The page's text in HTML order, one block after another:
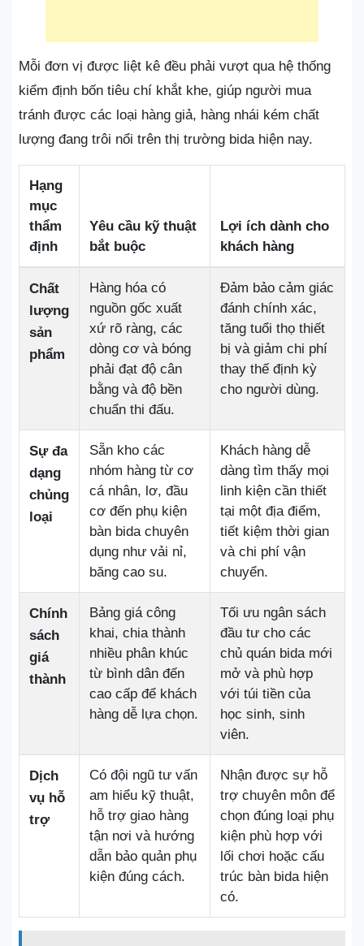
Mỗi đơn vị được liệt kê đều phải vượt qua hệ thống
kiểm định bốn tiêu chí khắt khe, giúp người mua
tránh được các loại hàng giả, hàng nhái kém chất
lượng đang trôi nổi trên thị trường bida hiện nay.
Hạng
mục
thẩm
định
Yêu cầu kỹ thuật
bắt buộc
Lợi ích dành cho
khách hàng
Chất
lượng
sản
phẩm
Hàng hóa có
nguồn gốc xuất
xứ rõ ràng, các
dòng cơ và bóng
phải đạt độ cân
bằng và độ bền
chuẩn thi đấu.
Đảm bảo cảm giác
đánh chính xác,
tăng tuổi thọ thiết
bị và giảm chi phí
thay thế định kỳ
cho người dùng.
Sự đa
dạng
chủng
loại
Sẵn kho các
nhóm hàng từ cơ
cá nhân, lơ, đầu
cơ đến phụ kiện
bàn bida chuyên
dụng như vải nỉ,
băng cao su.
Khách hàng dễ
dàng tìm thấy mọi
linh kiện cần thiết
tại một địa điểm,
tiết kiệm thời gian
và chi phí vận
chuyển.
Chính
sách
giá
thành
Bảng giá công
khai, chia thành
nhiều phân khúc
từ bình dân đến
cao cấp để khách
hàng dễ lựa chọn.
Tối ưu ngân sách
đầu tư cho các
chủ quán bida mới
mở và phù hợp
với túi tiền của
học sinh, sinh
viên.
Dịch
vụ hỗ
trợ
Có đội ngũ tư vấn
am hiểu kỹ thuật,
hỗ trợ giao hàng
tận nơi và hướng
dẫn bảo quản phụ
kiện đúng cách.
Nhận được sự hỗ
trợ chuyên môn để
chọn đúng loại phụ
kiện phù hợp với
lối chơi hoặc cấu
trúc bàn bida hiện
có.